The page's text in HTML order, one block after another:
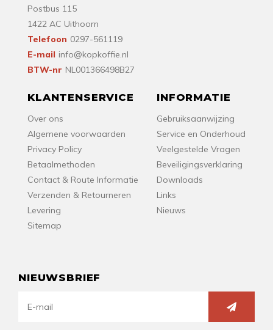
Postbus 115
1422 AC Uithoorn
Telefoon 0297-561119
E-mail info@kopkoffie.nl
BTW-nr NL001366498B27
KLANTENSERVICE
Over ons
Algemene voorwaarden
Privacy Policy
Betaalmethoden
Contact & Route Informatie
Verzenden & Retourneren
Levering
Sitemap
INFORMATIE
Gebruiksaanwijzing
Service en Onderhoud
Veelgestelde Vragen
Beveiligingsverklaring
Downloads
Links
Nieuws
NIEUWSBRIEF